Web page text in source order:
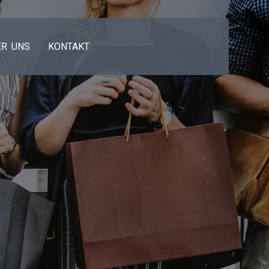
UNS KONTAKT